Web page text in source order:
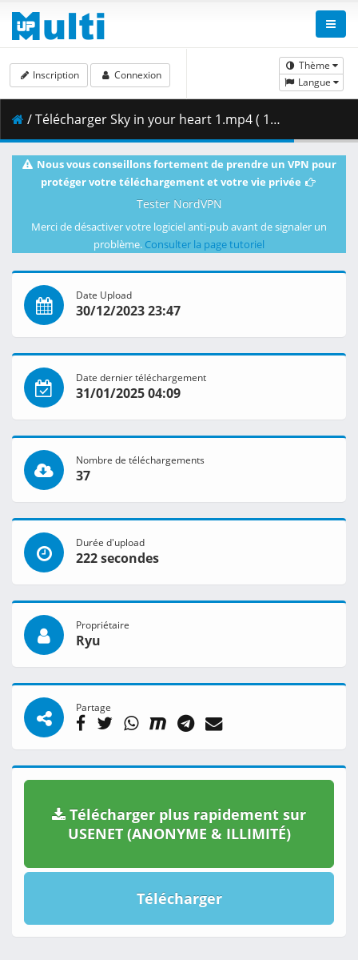
Thème
Langue
Inscription Connexion
/ Télécharger Sky in your heart 1.mp4 ( 1.47 GB )
Nous vous conseillons fortement de prendre un VPN pour
protéger votre téléchargement et votre vie privée
Tester NordVPN
Merci de désactiver votre logiciel anti-pub avant de signaler un
problème. Consulter la page tutoriel
Date Upload
30/12/2023 23:47
Date dernier téléchargement
31/01/2025 04:09
Nombre de téléchargements
37
Durée d'upload
222 secondes
Propriétaire
Ryu
Partage
Télécharger plus rapidement sur
USENET (ANONYME & ILLIMITÉ)
Télécharger